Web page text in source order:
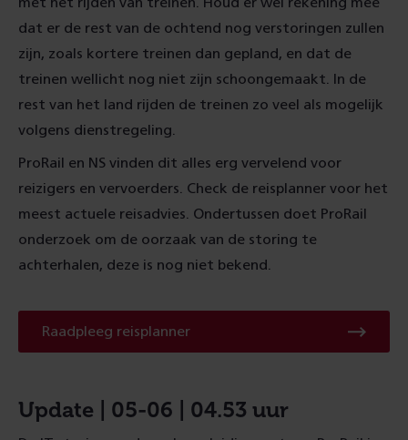
dat er de rest van de ochtend nog verstoringen zullen
zijn, zoals kortere treinen dan gepland, en dat de
treinen wellicht nog niet zijn schoongemaakt. In de
rest van het land rijden de treinen zo veel als mogelijk
volgens dienstregeling.
ProRail en NS vinden dit alles erg vervelend voor
reizigers en vervoerders. Check de reisplanner voor het
meest actuele reisadvies. Ondertussen doet ProRail
onderzoek om de oorzaak van de storing te
achterhalen, deze is nog niet bekend.
Raadpleeg reisplannerRaadpleeg
Update | 05-06 | 04.53 uur